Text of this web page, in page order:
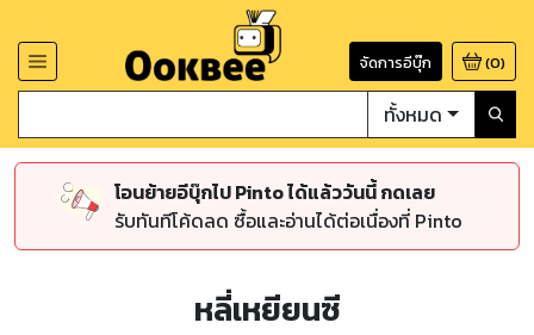
จัดการอีบุ๊ก (0)
ทั้งหมด
โอนย้ายอีบุ๊กไป Pinto ได้แล้ววันนี้ กดเลย
รับทันทีโค้ดลด ซื้อและอ่านได้ต่อเนื่องที่ Pinto
หลี่เหยียนซี